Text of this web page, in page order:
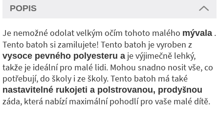
POPIS
Je nemožné odolat velkým očím tohoto malého mývala .
Tento batoh si zamilujete! Tento batoh je vyroben z
vysoce pevného polyesteru a je výjimečně lehký,
takže je ideální pro malé lidi. Mohou snadno nosit vše, co
potřebují, do školy i ze školy. Tento batoh má také
nastavitelné rukojeti a polstrovanou, prodyšnou
záda, která nabízí maximální pohodlí pro vaše malé dítě.